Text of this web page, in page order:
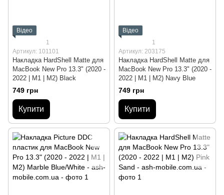
Відео
1
Артикул: 101101
Накладка HardShell Matte для
MacBook New Pro 13.3" (2020 -
2022 | M1 | M2) Black
749 грн
Купити
Відео
1
Артикул: 203175
Накладка HardShell Matte для
MacBook New Pro 13.3" (2020 -
2022 | M1 | M2) Navy Blue
749 грн
Купити